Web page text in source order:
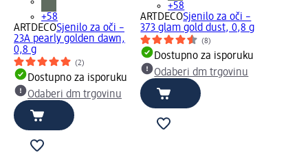
+58
ARTDECOSjenilo za oči –
23A pearly golden dawn,
0,8 g
(2)
Dostupno za isporuku
Odaberi dm trgovinu
+58
ARTDECOSjenilo za oči –
373 glam gold dust, 0,8 g
(8)
Dostupno za isporuku
Odaberi dm trgovinu